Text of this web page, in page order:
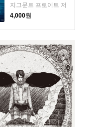
지그문트 프로이트 저
4,000원